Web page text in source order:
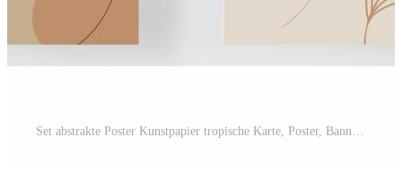
Set abstrakte Poster Kunstpapier tropische Karte, Poster, Banner, moderne Linienform Grafik Dekoration Natur Blatt Künstler Pflanze Druck Banner Design Seite Vektor Illustration Kostenloser Vektor